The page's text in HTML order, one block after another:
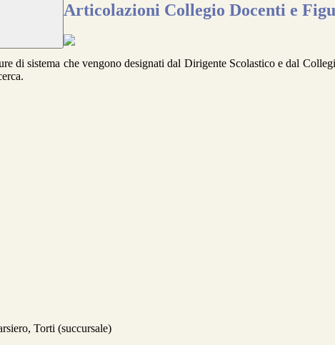
Articolazioni Collegio Docenti e
di sistema che vengono designati dal Dirigente Scolastico e dal
Torti (succursale)